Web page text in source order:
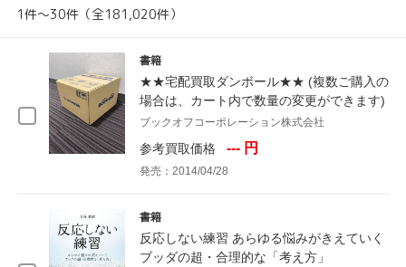
1件～30件（全181,020件）
書籍
★★宅配買取ダンボール★★ (複数ご購入の
場合は、カート内で数量の変更ができます)
ブックオフコーポレーション株式会社
参考買取価格 --- 円
発売：2014/04/28
書籍
反応しない練習 あらゆる悩みがきえていく
ブッダの超・合理的な「考え方」